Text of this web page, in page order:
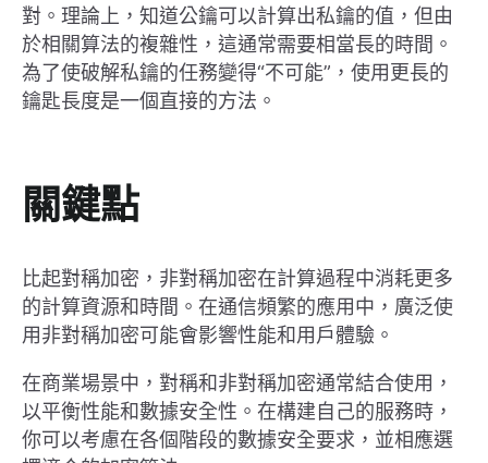
對。理論上，知道公鑰可以計算出私鑰的值，但由
於相關算法的複雜性，這通常需要相當長的時間。
為了使破解私鑰的任務變得“不可能”，使用更長的
鑰匙長度是一個直接的方法。
關鍵點
比起對稱加密，非對稱加密在計算過程中消耗更多
的計算資源和時間。在通信頻繁的應用中，廣泛使
用非對稱加密可能會影響性能和用戶體驗。
在商業場景中，對稱和非對稱加密通常結合使用，
以平衡性能和數據安全性。在構建自己的服務時，
你可以考慮在各個階段的數據安全要求，並相應選